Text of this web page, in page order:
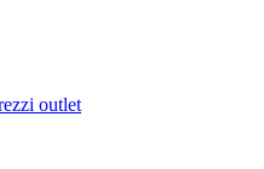
outlet